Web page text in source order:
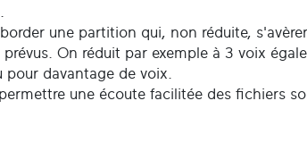
une partition qui, non réduite,
On réduit par exemple à 3 voix
davantage de voix.
une écoute facilitée des fichiers